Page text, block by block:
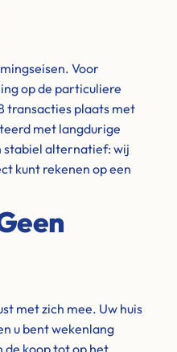
Voor
op de particuliere
transacties plaats met
met langdurige
stabiel alternatief: wij
kunt rekenen op een
met zich mee. Uw huis
u bent wekenlang
de koop tot op het